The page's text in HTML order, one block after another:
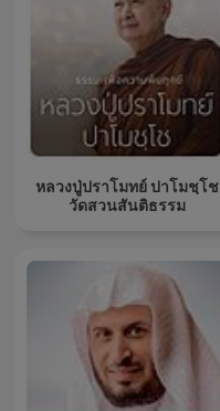
หลวงปู่ปราโมทย์ ปาโมชฺโช
วัดสวนสันติธรรม